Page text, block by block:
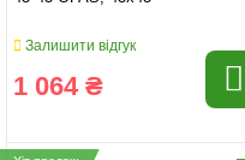
Залишити відгук
1 064 ₴